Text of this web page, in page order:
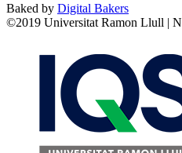
Baked by Digital Bakers
©2019 Universitat Ramon Llull |